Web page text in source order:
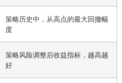
策略历史中，从高点的最大回撤幅
度
策略风险调整后收益指标，越高越
好